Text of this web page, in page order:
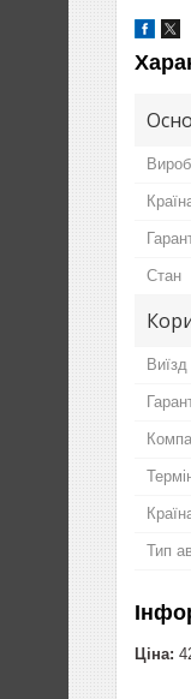
Стан
Тип
Ціна: